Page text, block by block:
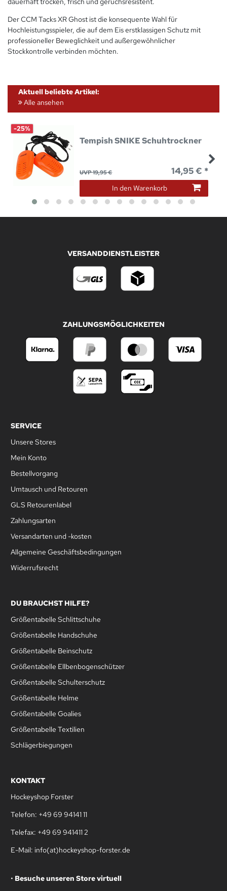
Der CCM Tacks XR Ghost ist die konsequente Wahl für
Hochleistungsspieler, die auf dem Eis erstklassigen Schutz mit
professioneller Beweglichkeit und außergewöhnlicher
Stockkontrolle verbinden möchten.
Aktuell beliebte Artikel:
Alle ansehen
-25%
Tempish SNIKE Schuhtrockner
UVP 19,95 € 14,95 € *
In den Warenkorb
VERSANDDIENSTLEISTER
ZAHLUNGSMÖGLICHKEITEN
SERVICE
Unsere Stores
Mein Konto
Bestellvorgang
Umtausch und Retouren
GLS Retourenlabel
Zahlungsarten
Versandarten und -kosten
Allgemeine Geschäftsbedingungen
Widerrufsrecht
DU BRAUCHST HILFE?
Größentabelle Schlittschuhe
Größentabelle Handschuhe
Größentabelle Beinschutz
Größentabelle Ellbenbogenschützer
Größentabelle Schulterschutz
Größentabelle Helme
Größentabelle Goalies
Größentabelle Textilien
Schlägerbiegungen
KONTAKT
Hockeyshop Forster
Telefon: +49 69 94141 11
Telefax: +49 69 941411 2
E-Mail: info(at)hockeyshop-forster.de
• Besuche unseren Store virtuell